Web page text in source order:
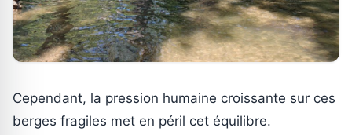
Cependant, la pression humaine croissante sur ces
berges fragiles met en péril cet équilibre.